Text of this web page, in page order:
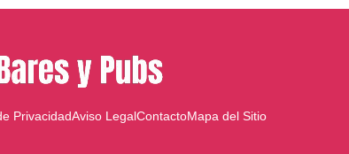
PrivacidadAviso LegalContactoMapa del Sitio